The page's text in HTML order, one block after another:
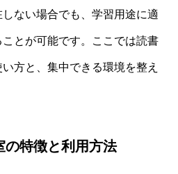
しない場合でも、学習用途に適
とが可能です。ここでは読書
方と、集中できる環境を整え
の特徴と利用方法